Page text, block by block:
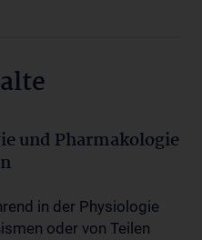
und Pharmakologie
in der Physiologie
oder von Teilen